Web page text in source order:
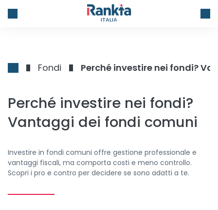
ITALIA
Fondi Perché investire nei fondi?
Perché investire nei fondi?
Vantaggi dei fondi comuni
Investire in fondi comuni offre gestione professionale e
vantaggi fiscali, ma comporta costi e meno controllo.
Scopri i pro e contro per decidere se sono adatti a te.